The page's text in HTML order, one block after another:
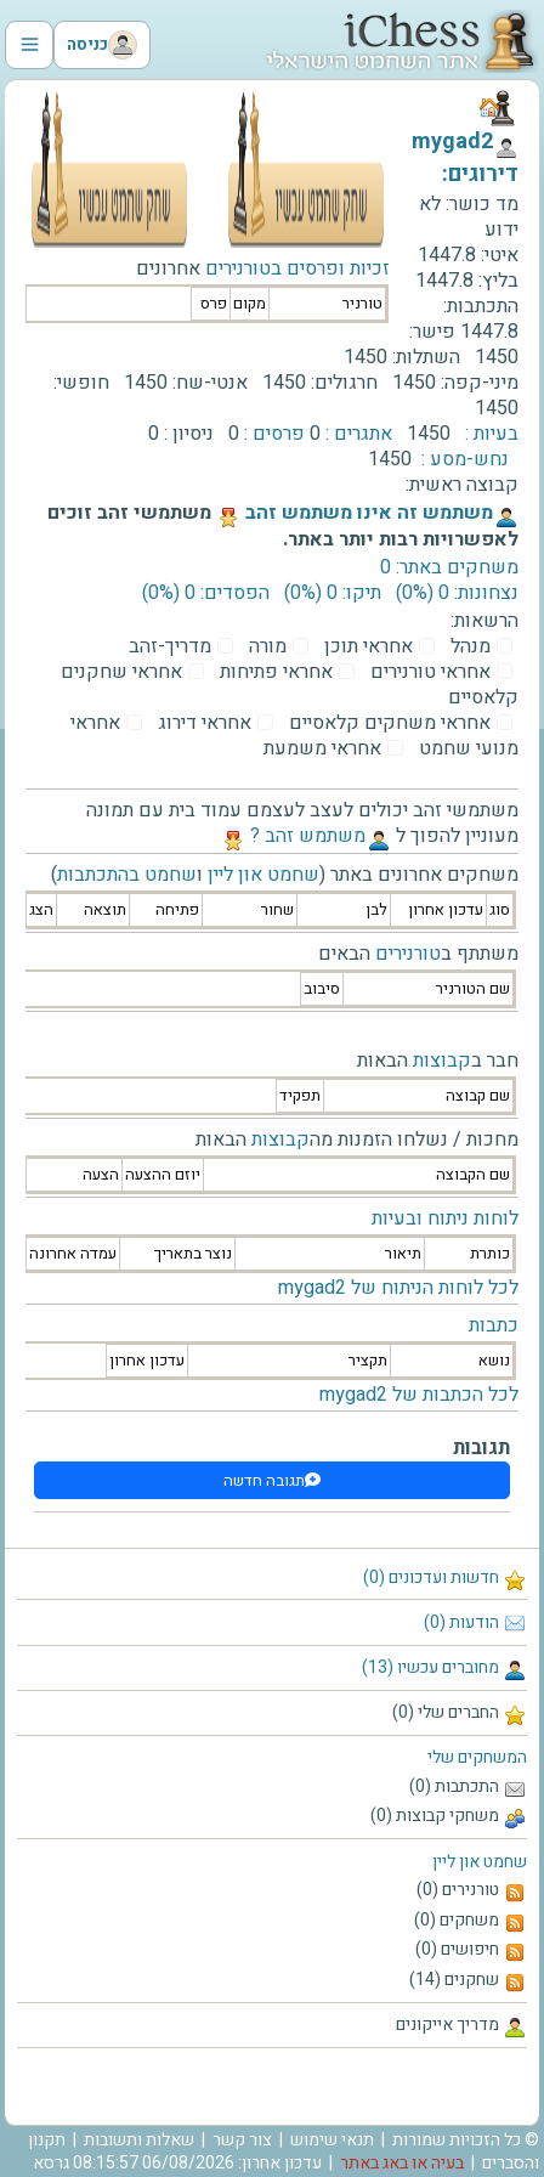
כניסה
חדשות ועדכונים (0)
הודעות (0)
מחוברים עכשיו (13)
החברים שלי (0)
המשחקים שלי
התכתבות (0)
משחקי קבוצות (0)
שחמט און ליין
טורנירים (0)
משחקים (0)
חיפושים (0)
שחקנים (14)
מדריך אייקונים
זכיות ופרסים בטורנירים אחרונים
טורניר מקום פרס
‫mygad2‬
דירוגים:
מד כושר:לא
ידוע
איטי: 1447.8
בליץ: 1447.8
התכתבות:
1447.8 פישר:
1450 השתלות:1450
מיני-קפה:1450 חרגולים:1450 אנטי-שח:1450 חופשי:
1450
בעיות : 1450 אתגרים :0 פרסים :0 ניסיון :0
נחש-מסע : 1450
קבוצה ראשית:
‫משתמש זה אינו משתמש זהב‬
משתמשי זהב זוכים
לאפשרויות רבות יותר באתר.
משחקים באתר: 0
נצחונות: 0 ‫(0%)‬
תיקו: 0 ‫(0%)‬
הפסדים: 0 ‫(0%)‬
הרשאות:
מנהל
אחראי תוכן מורה
מדריך-זהב
אחראי טורנירים
אחראי פתיחות
אחראי שחקנים
קלאסיים
אחראי משחקים קלאסיים
אחראי דירוג
אחראי
מנועי שחמט
אחראי משמעת
משתמשי זהב יכולים לעצב לעצמם עמוד בית עם תמונה
מעוניין להפוך ל
‫משתמש זהב ?‬
משחקים אחרונים באתר (שחמט און ליין ושחמט בהתכתבות)
סוג עדכון אחרון לבן שחור פתיחה תוצאה הצג
משתתף בטורנירים הבאים
שם הטורניר סיבוב
חבר בקבוצותהבאות
שם קבוצה תפקיד
מחכות / נשלחו הזמנות מהקבוצותהבאות
שם הקבוצה יוזם ההצעה הצעה
לוחות ניתוח ובעיות
כותרת תיאור נוצר בתאריך עמדה אחרונה
לכל לוחות הניתוח של mygad2
כתבות
נושא תקציר עדכון אחרון
לכל הכתבות של mygad2
תגובות
תגובה חדשה
© כל הזכויות שמורות | תנאי שימוש | צור קשר | שאלות ותשובות | תקנון
והסברים | בעיה או באג באתר
| עדכון אחרון: 06/08/2026 08:15:57 גרסא